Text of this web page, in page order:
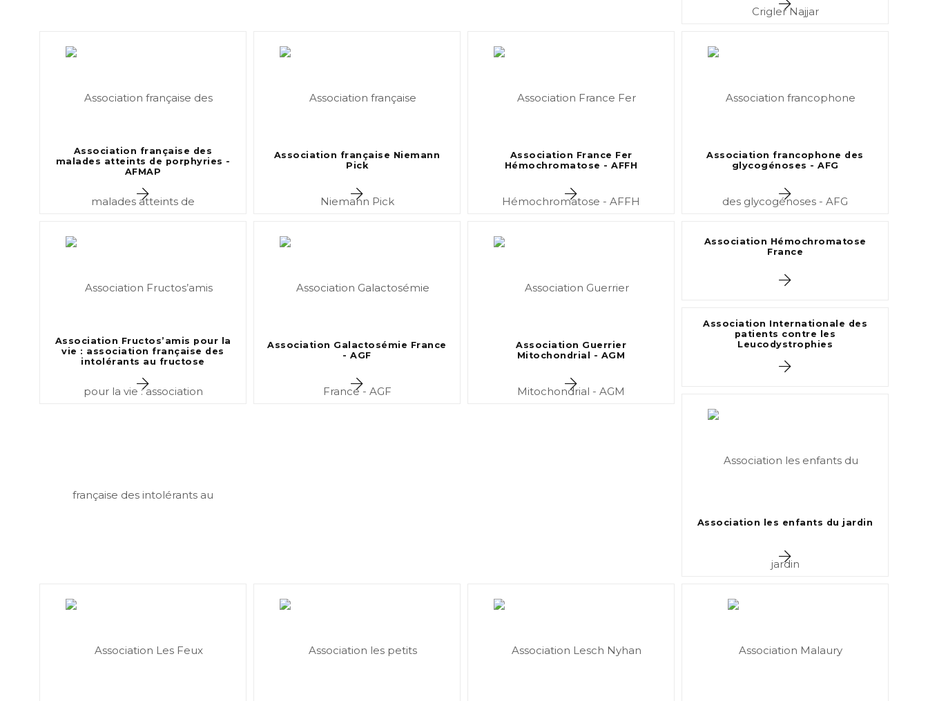
Association française des
malades atteints de porphyries -
AFMAP
Association française Niemann
Pick
Association France Fer
Hémochromatose - AFFH
Association francophone des
glycogénoses - AFG
Association Fructos’amis pour la
vie : association française des
intolérants au fructose
Association Galactosémie France
- AGF
Association Guerrier
Mitochondrial - AGM
Association Hémochromatose
France
Association Internationale des
patients contre les
Leucodystrophies
Association les enfants du jardin